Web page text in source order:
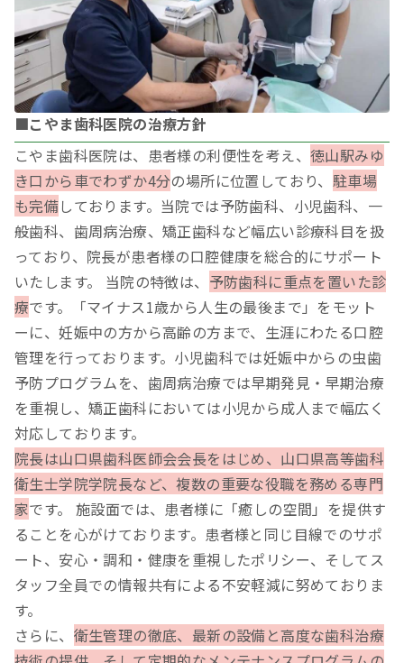
■こやま歯科医院の治療方針
こやま歯科医院は、患者様の利便性を考え、 徳山駅みゆ
き口から車でわずか4分の場所に位置しており、 駐車場
も完備しております。当院では予防歯科、小児歯科、一
般歯科、歯周病治療、矯正歯科など幅広い診療科目を扱
っており、院長が患者様の口腔健康を総合的にサポート
いたします。 当院の特徴は、 予防歯科に重点を置いた診
療です。「マイナス1歳から人生の最後まで」をモット
ーに、妊娠中の方から高齢の方まで、生涯にわたる口腔
管理を行っております。小児歯科では妊娠中からの虫歯
予防プログラムを、歯周病治療では早期発見・早期治療
を重視し、矯正歯科においては小児から成人まで幅広く
対応しております。
院長は山口県歯科医師会会長をはじめ、山口県高等歯科
衛生士学院学院長など、複数の重要な役職を務める専門
家です。 施設面では、患者様に「癒しの空間」を提供す
ることを心がけております。患者様と同じ目線でのサポ
ート、安心・調和・健康を重視したポリシー、そしてス
タッフ全員での情報共有による不安軽減に努めておりま
す。
さらに、 衛生管理の徹底、最新の設備と高度な歯科治療